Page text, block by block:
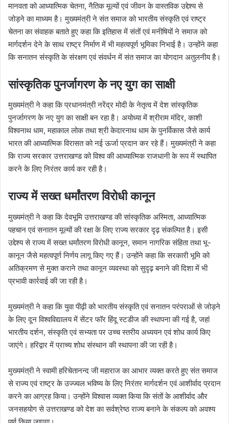
मानवता को आध्यात्मिक चेतना, नैतिक मूल्यों एवं जीवन के वास्तविक उद्देश्य से
जोड़ने का माध्यम है। मुख्यमंत्री ने संत समाज को भारतीय संस्कृति एवं राष्ट्र
चेतना का संवाहक बताते हुए कहा कि इतिहास में संतों एवं मनीषियों ने समाज को
मार्गदर्शन देने के साथ राष्ट्र निर्माण में भी महत्वपूर्ण भूमिका निभाई है। उन्होंने कहा
कि सनातन संस्कृति के संरक्षण एवं संवर्धन में संत समाज का योगदान अतुलनीय है।
सांस्कृतिक पुनर्जागरण के नए युग का साक्षी
मुख्यमंत्री ने कहा कि प्रधानमंत्री नरेंद्र मोदी के नेतृत्व में देश सांस्कृतिक
पुनर्जागरण के नए युग का साक्षी बन रहा है। अयोध्या में श्रीराम मंदिर, काशी
विश्वनाथ धाम, महाकाल लोक तथा श्री केदारनाथ धाम के पुनर्विकास जैसे कार्य
भारत की आध्यात्मिक विरासत को नई ऊर्जा प्रदान कर रहे हैं। मुख्यमंत्री ने कहा
कि राज्य सरकार उत्तराखण्ड को विश्व की आध्यात्मिक राजधानी के रूप में स्थापित
करने के लिए निरंतर कार्य कर रही है।
राज्य में सख्त धर्मांतरण विरोधी कानून
मुख्यमंत्री ने कहा कि देवभूमि उत्तराखण्ड की सांस्कृतिक अस्मिता, आध्यात्मिक
पहचान एवं सनातन मूल्यों की रक्षा के लिए राज्य सरकार दृढ़ संकल्पित है। इसी
उद्देश्य से राज्य में सख्त धर्मांतरण विरोधी कानून, समान नागरिक संहिता तथा भू-
कानून जैसे महत्वपूर्ण निर्णय लागू किए गए हैं। उन्होंने कहा कि सरकारी भूमि को
अतिक्रमण से मुक्त कराने तथा कानून व्यवस्था को सुदृढ़ बनाने की दिशा में भी
प्रभावी कार्रवाई की जा रही है।
मुख्यमंत्री ने कहा कि युवा पीढ़ी को भारतीय संस्कृति एवं सनातन परंपराओं से जोड़ने
के लिए दून विश्वविद्यालय में सेंटर फॉर हिंदू स्टडीज की स्थापना की गई है, जहां
भारतीय दर्शन, संस्कृति एवं सभ्यता पर उच्च स्तरीय अध्ययन एवं शोध कार्य किए
जाएंगे। हरिद्वार में प्राच्य शोध संस्थान की स्थापना की जा रही है।
मुख्यमंत्री ने स्वामी हरिचेतानन्द जी महाराज का आभार व्यक्त करते हुए संत समाज
से राज्य एवं राष्ट्र के उज्ज्वल भविष्य के लिए निरंतर मार्गदर्शन एवं आशीर्वाद प्रदान
करने का आग्रह किया। उन्होंने विश्वास व्यक्त किया कि संतों के आशीर्वाद और
जनसहयोग से उत्तराखण्ड को देश का सर्वश्रेष्ठ राज्य बनाने के संकल्प को अवश्य